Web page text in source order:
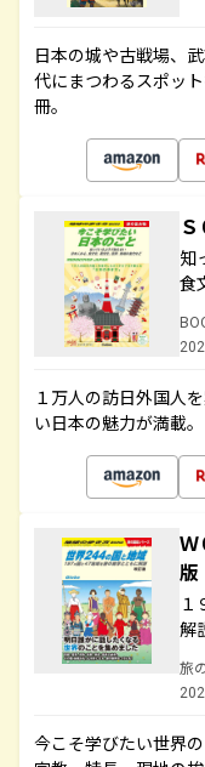
日本の城や古戦場、
代にまつわるスポッ
冊。
知
食
１万人の訪日外国人
い日本の魅力が満載
版
１
解
旅
今こそ学びたい世界